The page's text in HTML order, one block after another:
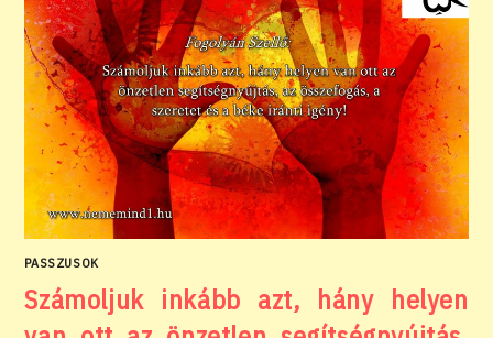
PASSZUSOK
Számoljuk inkább azt, hány helyen